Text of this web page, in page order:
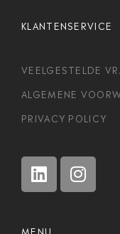
KLANTENSERVICE
VEELGESTELDE
ALGEMENE
PRIVACY POLICY
MENU